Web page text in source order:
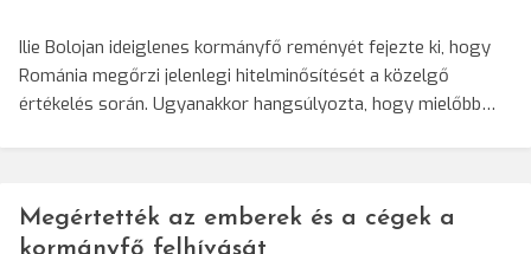
Ilie Bolojan ideiglenes kormányfő reményét fejezte ki, hogy
Románia megőrzi jelenlegi hitelminősítését a közelgő
értékelés során. Ugyanakkor hangsúlyozta, hogy mielőbb…
Megértették az emberek és a cégek a
kormányfő felhívását